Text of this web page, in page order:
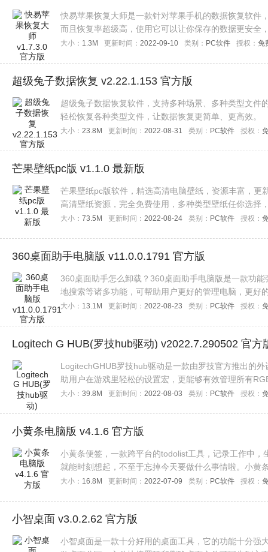
快易苹果恢复大师是一款针对苹果手机的数据恢复软件
而且恢复率超级高，使用它可以让你保存的数据更安全
大小： 1.3M 更新时间： 2022-09-10 类别： PC软件 授权： 免
超级兔子数据恢复 v2.22.1.153 官方版
超级兔子数据恢复软件，支持多种场景、多种类型文件
轻松恢复各种类型文件，让数据恢复更简单、更高效。
大小： 23.8M 更新时间： 2022-08-31 类别： PC软件 授权：
芒果壁纸pc版 v1.1.0 最新版
芒果壁纸pc版软件，精选高清电脑壁纸，资源丰富，
高清壁纸资源，完全免费使用，多种类型壁纸任你选择
大小： 73.5M 更新时间： 2022-08-24 类别： PC软件 授权：
360桌面助手电脑版 v11.0.0.1791 官方版
360桌面助手怎么卸载？360桌面助手电脑版是一款功
地搜索等诸多功能，可帮助用户更好的管理电脑，更好
大小： 13.1M 更新时间： 2022-08-23 类别： PC软件 授权：
Logitech G HUB(罗技hub驱动) v2022.7.290502 官方
LogitechGHUB罗技hub驱动是一款由罗技官方推出的
助用户在游戏里轻松的设置宏，更能够有效管理所有
要的朋友快来下载吧。
大小： 39.8M 更新时间： 2022-08-03 类别： PC软件 授权：
小黄条电脑版 v4.1.6 官方版
小黄条便签，一款跨平台的todolist工具，记录工作中
就能时刻想起，不至于忘掉今天要做什么事情啦。小黄
一样钉在桌面
大小： 16.8M 更新时间： 2022-07-09 类别： PC软件 授权：
小智桌面 v3.0.2.62 官方版
小智桌面是一款十分好用的桌面工具，它的功能十分强